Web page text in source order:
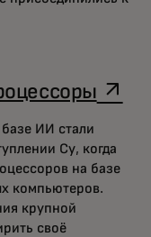
ИИ стали
Су, когда
на базе
компьютеров.
крупной
своё